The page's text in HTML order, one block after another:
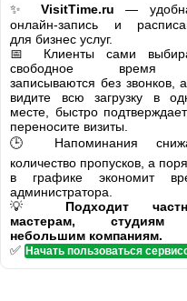
✨ VisitTime.ru —
онлайн-запись и
для бизнес услуг.
📅 Клиенты сами
свободное
записываются без звонков,
видите всю загрузку в
месте, быстро
переносите визиты.
🕒 Напоминания
количество пропусков, а
в графике экономит
администратора.
💡 Подходит
мастерам,
небольшим компаниям.
✅ Начать пользоваться